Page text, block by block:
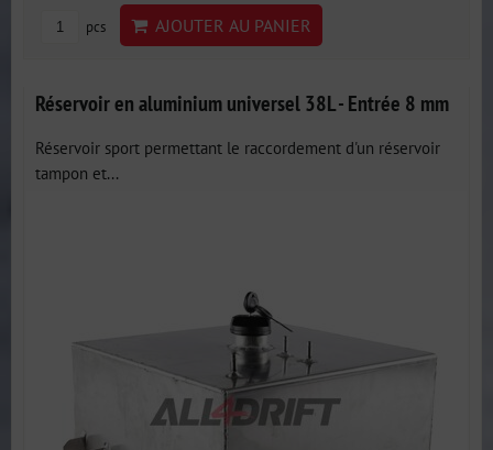
pcs AJOUTER AU PANIER
Réservoir en aluminium universel 38L - Entrée 8 mm
Réservoir sport permettant le raccordement d'un réservoir
tampon et...